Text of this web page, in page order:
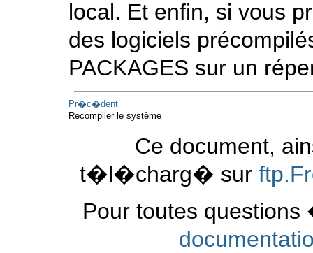
local. Et enfin, si vous
des logiciels
PACKAGES sur un
Pr�c�dent
Recompiler le système
Ce document,
t�l�charg� sur
Pour toutes